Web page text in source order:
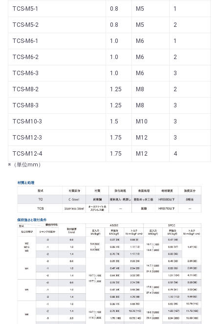
TCS-M5-1 0.8 M5 1
TCS-M5-2 0.8 M5 2
TCS-M6-1 1.0 M6 1
TCS-M6-2 1.0 M6 2
TCS-M6-3 1.0 M6 3
TCS-M8-2 1.25 M8 2
TCS-M8-3 1.25 M8 3
TCS-M10-3 1.5 M10 3
TCS-M12-3 1.75 M12 3
TCS-M12-4 1.75 M12 4
※（単位mm）